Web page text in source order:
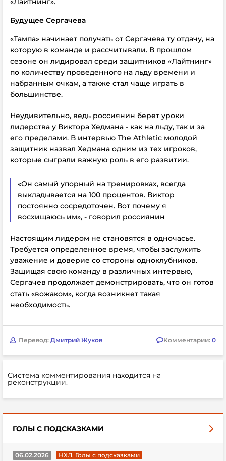
Будущее Сергачева
«Тампа» начинает получать от Сергачева ту отдачу, на
которую в команде и рассчитывали. В прошлом
сезоне он лидировал среди защитников «Лайтнинг»
по количеству проведенного на льду времени и
набранным очкам, а также стал чаще играть в
большинстве.
Неудивительно, ведь россиянин берет уроки
лидерства у Виктора Хедмана - как на льду, так и за
его пределами. В интервью The Athletic молодой
защитник назвал Хедмана одним из тех игроков,
которые сыграли важную роль в его развитии.
«Он самый упорный на тренировках, всегда
выкладывается на 100 процентов. Виктор
постоянно сосредоточен. Вот почему я
восхищаюсь им», - говорил россиянин
Настоящим лидером не становятся в одночасье.
Требуется определенное время, чтобы заслужить
уважение и доверие со стороны одноклубников.
Защищая свою команду в различных интервью,
Сергачев продолжает демонстрировать, что он готов
стать «вожаком», когда возникнет такая
необходимость.
Перевод: Дмитрий Жуков Комментарии: 0
Система комментирования находится на
реконструкции.
ГОЛЫ С ПОДСКАЗКАМИ
06.02.2026
НХЛ. Голы с подсказками